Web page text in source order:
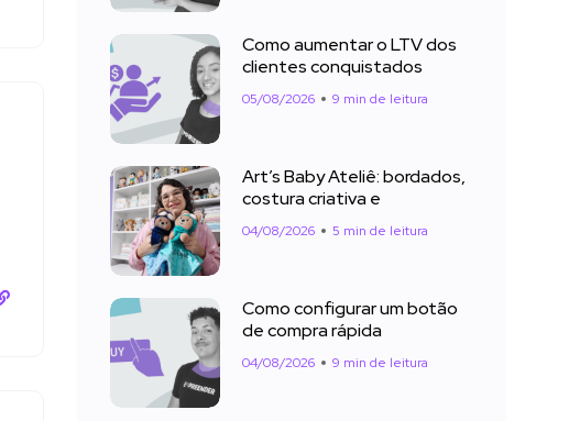
Como aumentar o LTV dos
clientes conquistados
05/08/2026 9 min de leitura
Art’s Baby Ateliê: bordados,
costura criativa e
04/08/2026 5 min de leitura
Como configurar um botão
de compra rápida
04/08/2026 9 min de leitura